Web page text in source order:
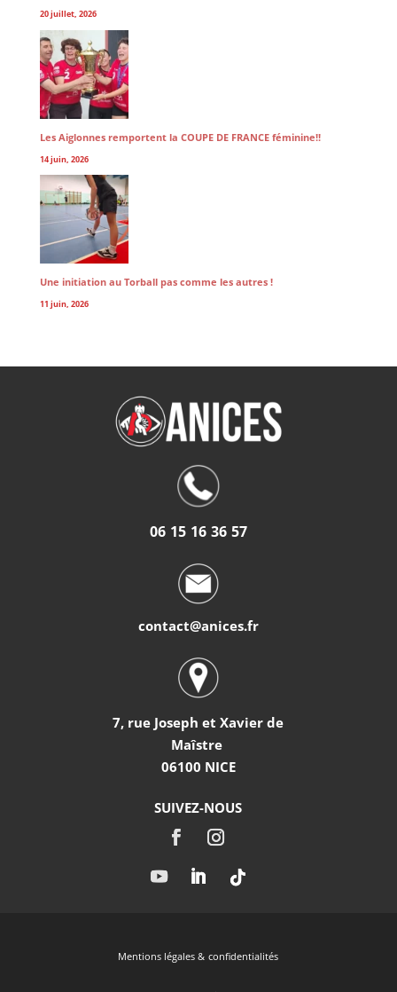
20 juillet, 2026
Les Aiglonnes remportent la COUPE DE FRANCE féminine!!
14 juin, 2026
Une initiation au Torball pas comme les autres !
11 juin, 2026
06 15 16 36 57
contact@anices.fr
7, rue Joseph et Xavier de
Maîstre
06100 NICE
SUIVEZ-NOUS
Mentions légales & confidentialités